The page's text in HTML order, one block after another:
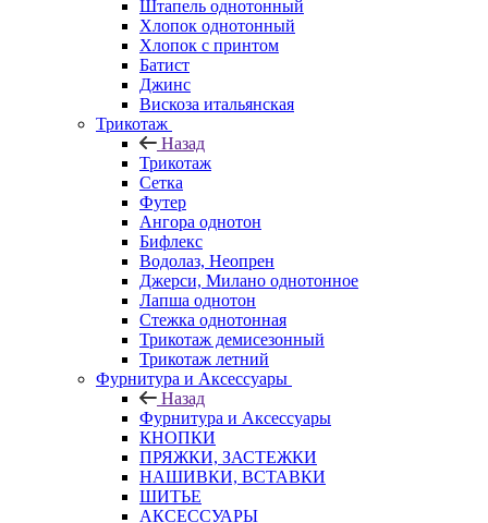
Штапель однотонный
Хлопок однотонный
Хлопок с принтом
Батист
Джинс
Вискоза итальянская
Трикотаж
Назад
Трикотаж
Сетка
Футер
Ангора однотон
Бифлекс
Водолаз, Неопрен
Джерси, Милано однотонное
Лапша однотон
Стежка однотонная
Трикотаж демисезонный
Трикотаж летний
Фурнитура и Аксессуары
Назад
Фурнитура и Аксессуары
КНОПКИ
ПРЯЖКИ, ЗАСТЕЖКИ
НАШИВКИ, ВСТАВКИ
ШИТЬЕ
АКСЕССУАРЫ